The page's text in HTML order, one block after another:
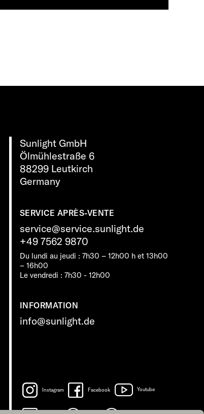
Sunlight GmbH
Ölmühlestraße 6
88299 Leutkirch
Germany
SERVICE APRÈS-VENTE
service@service.sunlight.de
+49 7562 9870
Du lundi au jeudi : 7h30 – 12h00 h et 13h00
– 16h00
Le vendredi : 7h30 - 12h00
INFORMATION
info@sunlight.de
Instagram Facebook Youtube